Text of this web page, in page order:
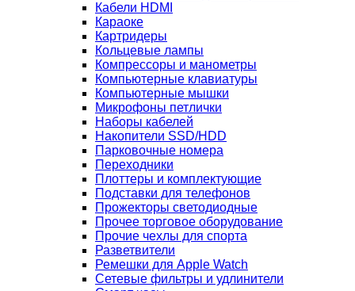
Кабели HDMI
Караоке
Картридеры
Кольцевые лампы
Компрессоры и манометры
Компьютерные клавиатуры
Компьютерные мышки
Микрофоны петлички
Наборы кабелей
Накопители SSD/HDD
Парковочные номера
Переходники
Плоттеры и комплектующие
Подставки для телефонов
Прожекторы светодиодные
Прочее торговое оборудование
Прочие чехлы для спорта
Разветвители
Ремешки для Apple Watch
Сетевые фильтры и удлинители